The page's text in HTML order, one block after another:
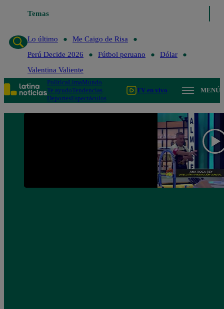
Temas
Lo último
Me Caigo de Risa
Perú Decide 2026
Fútbol peruano
Dólar
Valentina Valiente
PolíticaLimaMundo
Te ayudoTendencias
DeportesEspectáculos
TV en vivo MENÚ